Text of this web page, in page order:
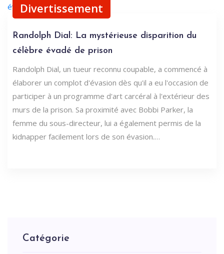
Divertissement
Randolph Dial: La mystérieuse disparition du
célèbre évadé de prison
Randolph Dial, un tueur reconnu coupable, a commencé à
élaborer un complot d'évasion dès qu'il a eu l'occasion de
participer à un programme d'art carcéral à l'extérieur des
murs de la prison. Sa proximité avec Bobbi Parker, la
femme du sous-directeur, lui a également permis de la
kidnapper facilement lors de son évasion.…
Catégorie